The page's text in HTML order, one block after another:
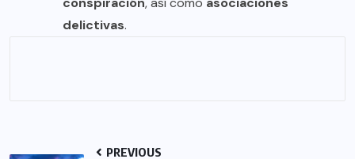
delictivas.
PREVIOUS